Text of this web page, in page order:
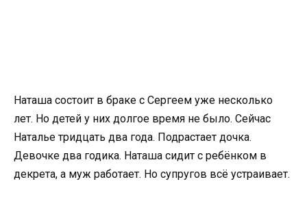
Наташа состоит в браке с Сергеем уже несколько
лет. Но детей у них долгое время не было. Сейчас
Наталье тридцать два года. Подрастает дочка.
Девочке два годика. Наташа сидит с ребёнком в
декрета, а муж работает. Но супругов всё устраивает.